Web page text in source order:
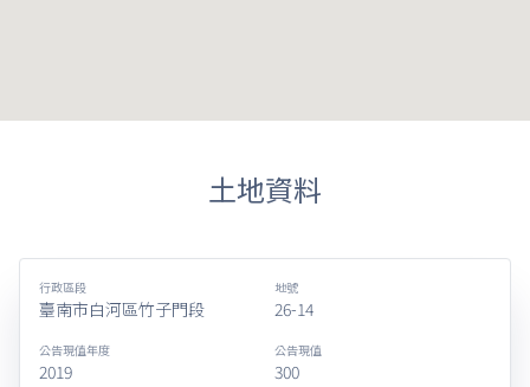
土地資料
行政區段
臺南市白河區竹子門段
地號
26-14
公告現值年度
2019
公告現值
300